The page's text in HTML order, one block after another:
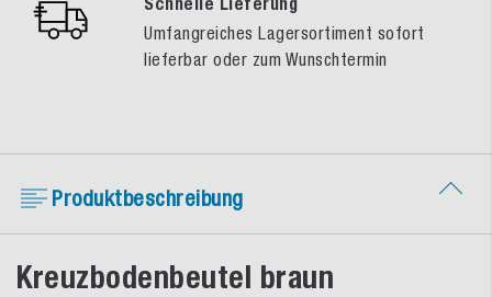
Umfangreiches Lagersortiment sofort
lieferbar oder zum Wunschtermin
Produktbeschreibung
Kreuzbodenbeutel braun